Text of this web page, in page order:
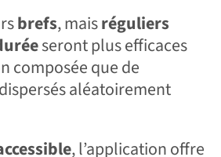
brefs, maisréguliers
seront plus efficaces
composée que de
aléatoirement
, l’application offre